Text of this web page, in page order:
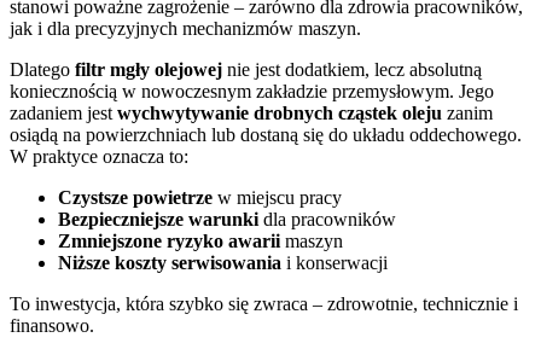
stanowi poważne zagrożenie – zarówno dla zdrowia pracowników,
jak i dla precyzyjnych mechanizmów maszyn.
Dlatego filtr mgły olejowej nie jest dodatkiem, lecz absolutną
koniecznością w nowoczesnym zakładzie przemysłowym. Jego
zadaniem jest wychwytywanie drobnych cząstek oleju zanim
osiądą na powierzchniach lub dostaną się do układu oddechowego.
W praktyce oznacza to:
Czystsze powietrze w miejscu pracy
Bezpieczniejsze warunki dla pracowników
Zmniejszone ryzyko awarii maszyn
Niższe koszty serwisowania i konserwacji
To inwestycja, która szybko się zwraca – zdrowotnie, technicznie i
finansowo.